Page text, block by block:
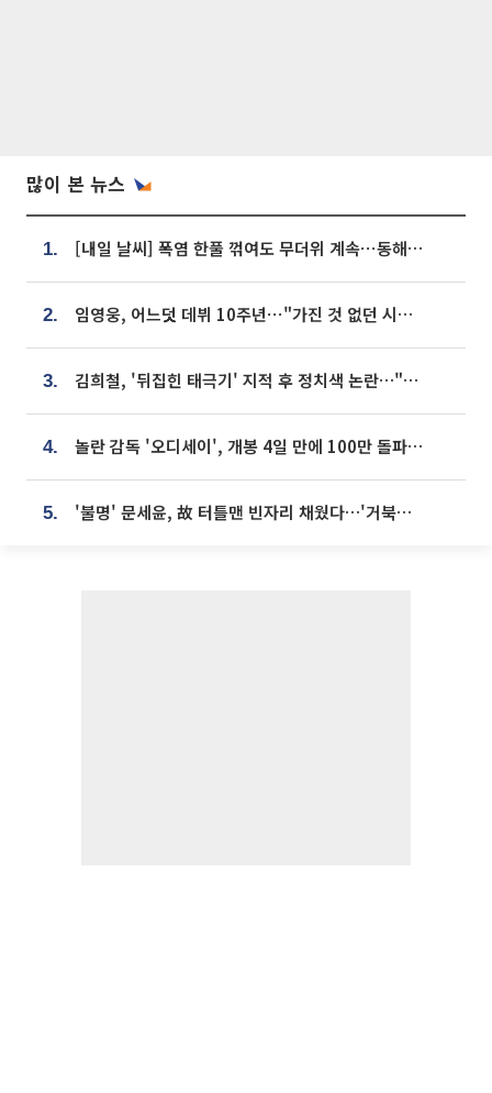
많이 본 뉴스
1. [내일 날씨] 폭염 한풀 꺾여도 무더위 계속⋯동해안 이틀 연속 비
2. 임영웅, 어느덧 데뷔 10주년⋯"가진 것 없던 시절, 내 앞엔 20명의 팬뿐"
3. 김희철, '뒤집힌 태극기' 지적 후 정치색 논란…"좌우 떠나 우리나라 국기"
4. 놀란 감독 '오디세이', 개봉 4일 만에 100만 돌파⋯'왕사남' 보다 빠르다
5. '불명' 문세윤, 故 터틀맨 빈자리 채웠다…'거북이' 눈물의 최종 우승